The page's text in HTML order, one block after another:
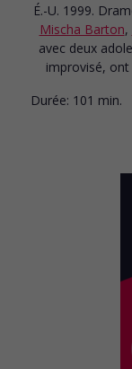
É.-U. 1999.
Mischa Barton,
avec deux
improvisé,
Durée: 101 min.